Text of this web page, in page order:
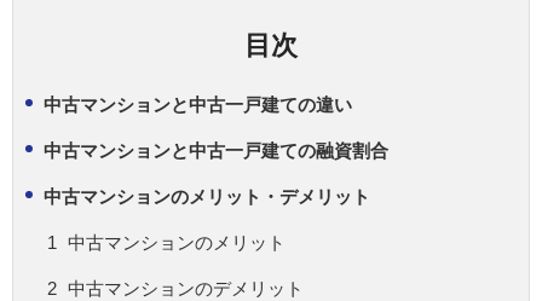
目次
中古マンションと中古一戸建ての違い
中古マンションと中古一戸建ての融資割合
中古マンションのメリット・デメリット
中古マンションのメリット
中古マンションのデメリット